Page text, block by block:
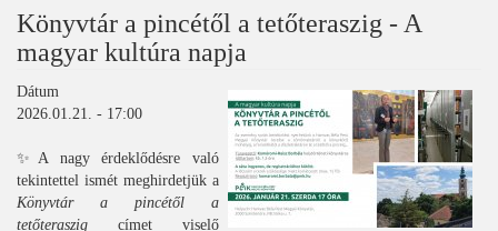
Könyvtár a pincétől a tetőteraszig - A
magyar kultúra napja
Dátum
2026.01.21. - 17:00
✨A nagy érdeklődésre való
tekintettel ismét meghirdetjük a
Könyvtár a pincétől a
tetőteraszig címet viselő